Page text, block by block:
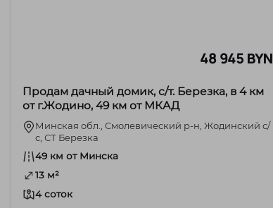
48 945 BYN
Продам дачный домик, с/т. Березка, в 4 км
от г.Жодино, 49 км от МКАД
Минская обл., Смолевический р-н, Жодинский с/
с, СТ Березка
49 км от Минска
13 м²
4 соток